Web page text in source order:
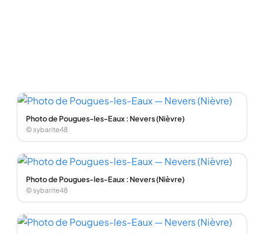
Photo de Pougues-les-Eaux : Nevers (Nièvre)
© sybarite48
Photo de Pougues-les-Eaux : Nevers (Nièvre)
© sybarite48